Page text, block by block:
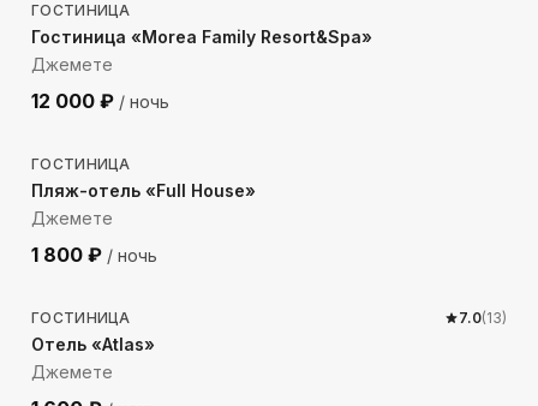
ГОСТИНИЦА
Гостиница «Morea Family Resort&Spa»
Джемете
12 000 ₽ / ночь
256 м до моря
ГОСТИНИЦА
Пляж-отель «Full House»
Джемете
1 800 ₽ / ночь
196м до моря
ГОСТИНИЦА 7.0(13)
Отель «Atlas»
Джемете